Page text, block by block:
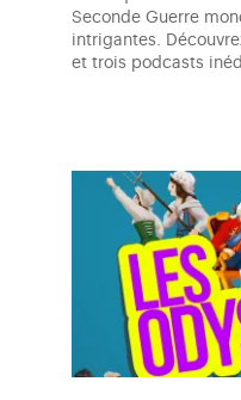
Seconde Guerre
intrigantes.
et trois podcasts